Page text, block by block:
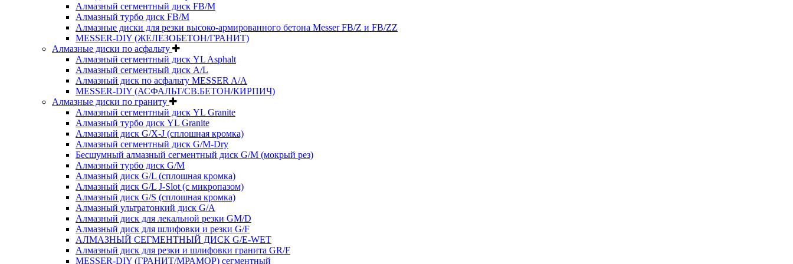
Алмазный сегментный диск FB/M
Алмазный турбо диск FB/M
Алмазные диски для резки высоко-армированного бетона Messer FB/Z и FB/ZZ
MESSER-DIY (ЖЕЛЕЗОБЕТОН/ГРАНИТ)
Алмазные диски по асфальту
Алмазный сегментный диск YL Asphalt
Алмазный сегментный диск A/L
Алмазный диск по асфальту MESSER A/A
MESSER-DIY (АСФАЛЬТ/СВ.БЕТОН/КИРПИЧ)
Алмазные диски по граниту
Алмазный сегментный диск YL Granite
Алмазный турбо диск YL Granite
Алмазный диск G/X-J (сплошная кромка)
Алмазный сегментный диск G/M-Dry
Бесшумный алмазный сегментный диск G/M (мокрый рез)
Алмазный турбо диск G/M
Алмазный диск G/L (сплошная кромка)
Алмазный диск G/L J-Slot (с микропазом)
Алмазный диск G/S (сплошная кромка)
Алмазный ультратонкий диск G/A
Алмазный диск для лекальной резки GM/D
Алмазный диск для шлифовки и резки G/F
АЛМАЗНЫЙ СЕГМЕНТНЫЙ ДИСК G/E-WET
Алмазный диск для резки и шлифовки гранита GR/F
MESSER-DIY (ГРАНИТ/МРАМОР) сегментный